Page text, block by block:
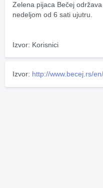
Zelena pijaca Bečej
nedeljom od 6 sati ujutru.
Izvor: Korisnici
Izvor: http://www.becej.rs/en/